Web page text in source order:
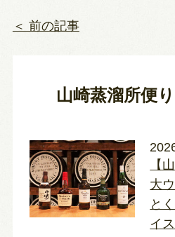
＜ 前の記事
山崎蒸溜所便
【
大
と
イ